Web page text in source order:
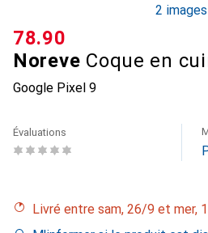
2 images
Noreve Coque en
Google Pixel 9
CHF
78.90
Évaluations
Livré entre sam, 26/9 et mer,